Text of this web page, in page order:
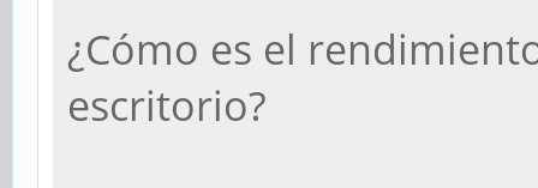
¿Cómo es el
escritorio?